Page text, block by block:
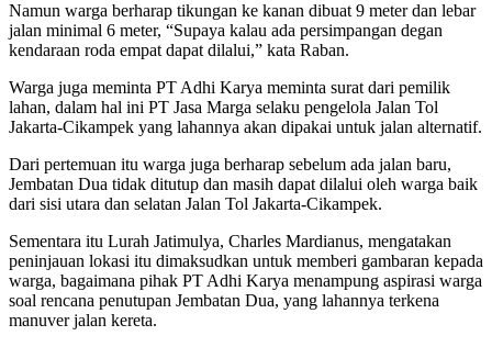
Namun warga berharap tikungan ke kanan dibuat 9 meter dan lebar
jalan minimal 6 meter, “Supaya kalau ada persimpangan degan
kendaraan roda empat dapat dilalui,” kata Raban.
Warga juga meminta PT Adhi Karya meminta surat dari pemilik
lahan, dalam hal ini PT Jasa Marga selaku pengelola Jalan Tol
Jakarta-Cikampek yang lahannya akan dipakai untuk jalan alternatif.
Dari pertemuan itu warga juga berharap sebelum ada jalan baru,
Jembatan Dua tidak ditutup dan masih dapat dilalui oleh warga baik
dari sisi utara dan selatan Jalan Tol Jakarta-Cikampek.
Sementara itu Lurah Jatimulya, Charles Mardianus, mengatakan
peninjauan lokasi itu dimaksudkan untuk memberi gambaran kepada
warga, bagaimana pihak PT Adhi Karya menampung aspirasi warga
soal rencana penutupan Jembatan Dua, yang lahannya terkena
manuver jalan kereta.